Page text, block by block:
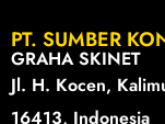
PT. SUMBER
GRAHA SKINET
Jl. H. Kocen,
16413, Indonesia